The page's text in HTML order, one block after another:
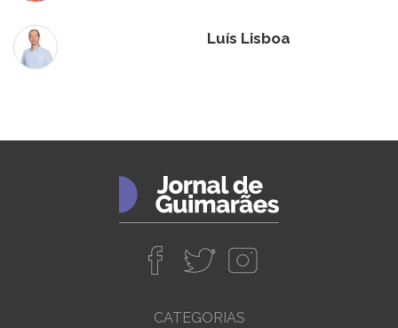
Luís Lisboa
CATEGORIAS